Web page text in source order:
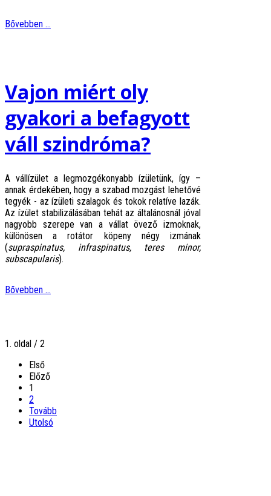
Bővebben ...
Vajon miért oly
gyakori a befagyott
váll szindróma?
A vállízület a legmozgékonyabb ízületünk, így –
annak érdekében, hogy a szabad mozgást lehetővé
tegyék - az ízületi szalagok és tokok relatíve lazák.
Az ízület stabilizálásában tehát az általánosnál jóval
nagyobb szerepe van a vállat övező izmoknak,
különösen a rotátor köpeny négy izmának
(supraspinatus, infraspinatus, teres minor,
subscapularis).
Bővebben ...
1. oldal / 2
Első
Előző
1
2
Tovább
Utolsó